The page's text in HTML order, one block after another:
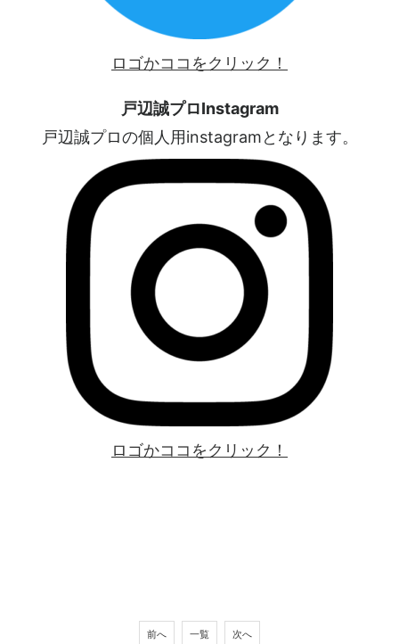
ロゴかココをクリック！
戸辺誠プロInstagram
戸辺誠プロの個人用instagramとなります。
ロゴかココをクリック！
前へ 一覧 次へ